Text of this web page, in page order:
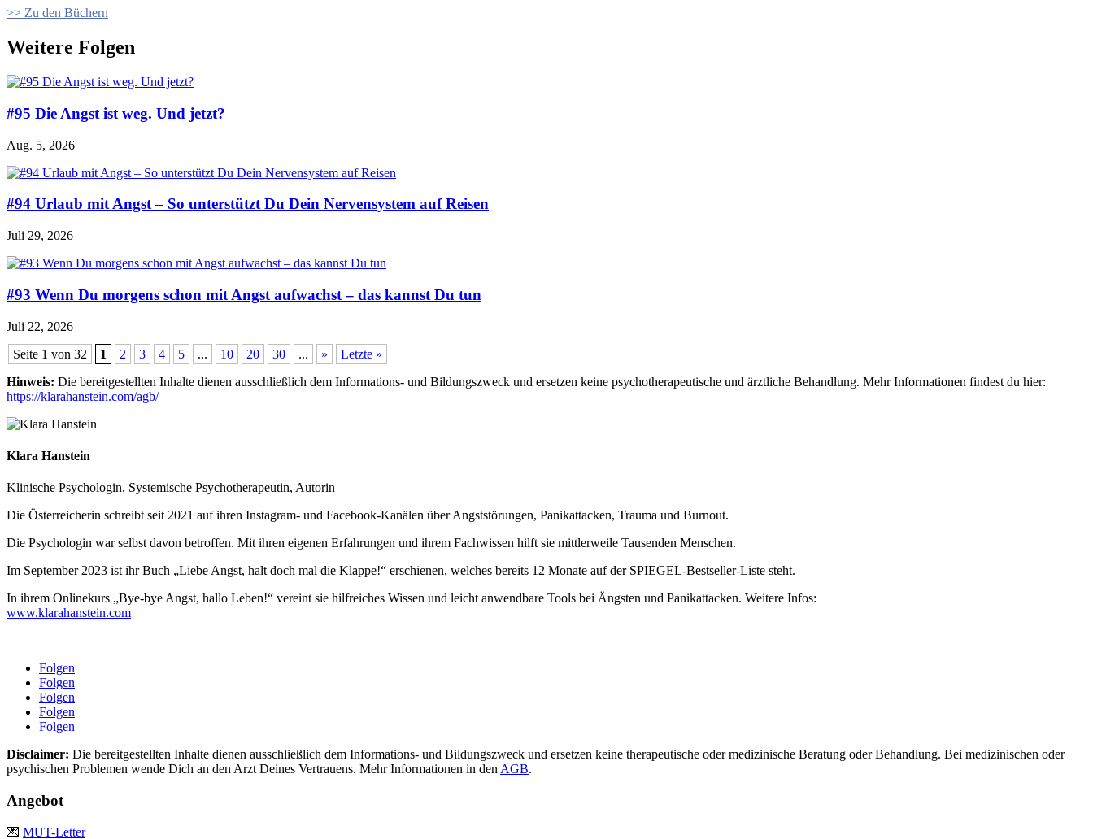
>> Zu den Büchern
Weitere Folgen
#95 Die Angst ist weg. Und jetzt?
Aug. 5, 2026
#94 Urlaub mit Angst – So unterstützt Du Dein Nervensystem auf Reisen
Juli 29, 2026
#93 Wenn Du morgens schon mit Angst aufwachst – das kannst Du tun
Juli 22, 2026
Seite 1 von 32
1 2 3 4 5 ... 10 20 30 ... »
Letzte »
Hinweis: Die bereitgestellten Inhalte dienen ausschließlich dem Informations- und Bildungszweck und ersetzen keine psychotherapeutische und ärztliche Behandlung. Mehr Informationen findest du hier:
https://klarahanstein.com/agb/
Klara Hanstein
Klinische Psychologin, Systemische Psychotherapeutin, Autorin
Die Österreicherin schreibt seit 2021 auf ihren Instagram- und Facebook-Kanälen über Angststörungen, Panikattacken, Trauma und Burnout.
Die Psychologin war selbst davon betroffen. Mit ihren eigenen Erfahrungen und ihrem Fachwissen hilft sie mittlerweile Tausenden Menschen.
Im September 2023 ist ihr Buch „Liebe Angst, halt doch mal die Klappe!“ erschienen, welches bereits 12 Monate auf der SPIEGEL-Bestseller-Liste steht.
In ihrem Onlinekurs „Bye-bye Angst, hallo Leben!“ vereint sie hilfreiches Wissen und leicht anwendbare Tools bei Ängsten und Panikattacken. Weitere Infos:
www.klarahanstein.com
Folgen
Folgen
Folgen
Folgen
Folgen
Disclaimer: Die bereitgestellten Inhalte dienen ausschließlich dem Informations- und Bildungszweck und ersetzen keine therapeutische oder medizinische Beratung oder Behandlung. Bei medizinischen oder
psychischen Problemen wende Dich an den Arzt Deines Vertrauens. Mehr Informationen in den AGB.
Angebot
💌 MUT-Letter